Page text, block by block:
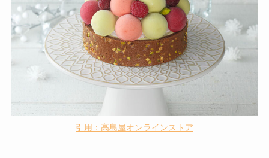
引用：高島屋オンラインストア